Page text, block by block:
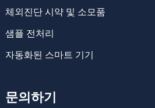
체외진단 시약 및 소모품
샘플 전처리
자동화된 스마트 기기
문의하기